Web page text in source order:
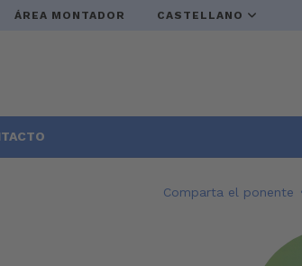
ÁREA MONTADOR CASTELLANO
Comparta el ponente